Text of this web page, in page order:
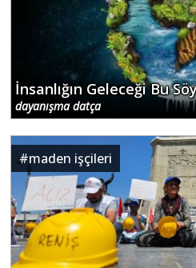
İnsanlığın Geleceği Bu
dayanışma datça
#maden işçileri